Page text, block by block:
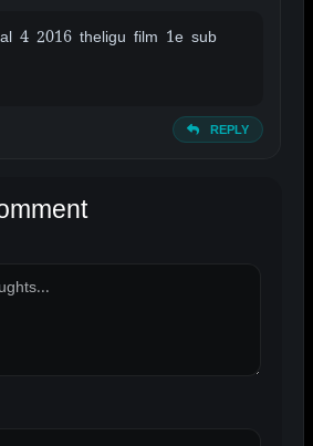
4 2016 theligu film 1e sub
REPLY